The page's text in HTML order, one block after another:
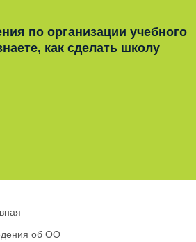
по организации учебного
как сделать школу
об ОО